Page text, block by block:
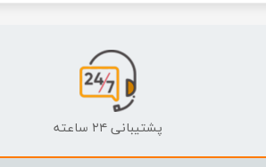
پشتیبانی ۲۴ ساعته